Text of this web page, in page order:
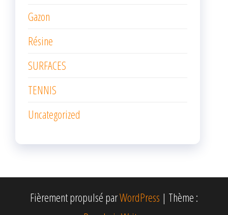
Gazon
Résine
SURFACES
TENNIS
Uncategorized
Fièrement propulsé parWordPress | Thème :